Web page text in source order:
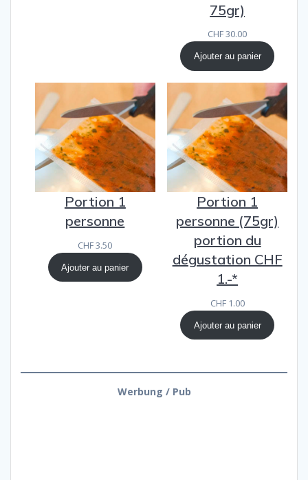
75gr)
CHF30.00
Ajouter au panier
Portion 1
personne
CHF3.50
Ajouter au panier
Portion 1
personne (75gr)
portion du
dégustation CHF
1.-*
CHF1.00
Ajouter au panier
Werbung / Pub